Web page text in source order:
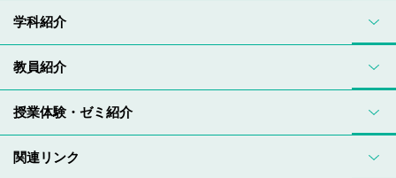
学科紹介
教員紹介
授業体験・ゼミ紹介
関連リンク